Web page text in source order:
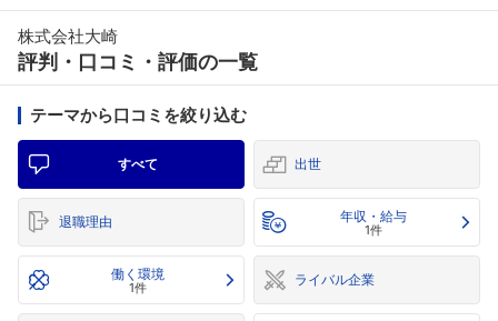
株式会社大崎
評判・口コミ・評価の一覧
テーマから口コミを絞り込む
すべて 出世
退職理由 年収・給与
1件
働く環境
1件 ライバル企業